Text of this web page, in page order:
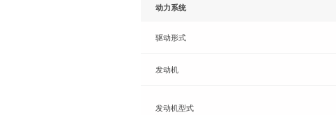
动力系统
驱动形式
发动机
发动机型式